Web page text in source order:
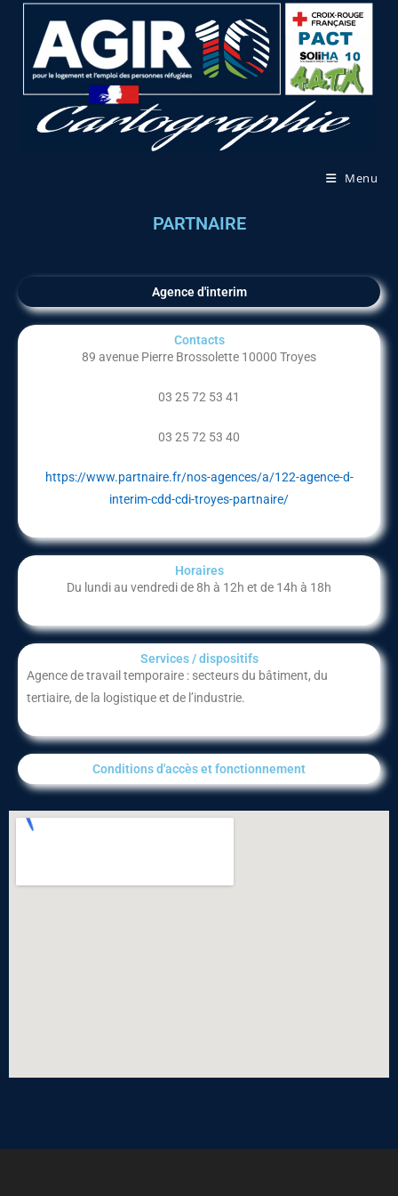
Menu
PARTNAIRE
Agence d'interim
Contacts
89 avenue Pierre Brossolette 10000 Troyes
03 25 72 53 41
03 25 72 53 40
https://www.partnaire.fr/nos-agences/a/122-agence-d-
interim-cdd-cdi-troyes-partnaire/
Horaires
Du lundi au vendredi de 8h à 12h et de 14h à 18h
Services / dispositifs​
Agence de travail temporaire : secteurs du bâtiment, du
tertiaire, de la logistique et de l’industrie.
Conditions d'accès et fonctionnement​